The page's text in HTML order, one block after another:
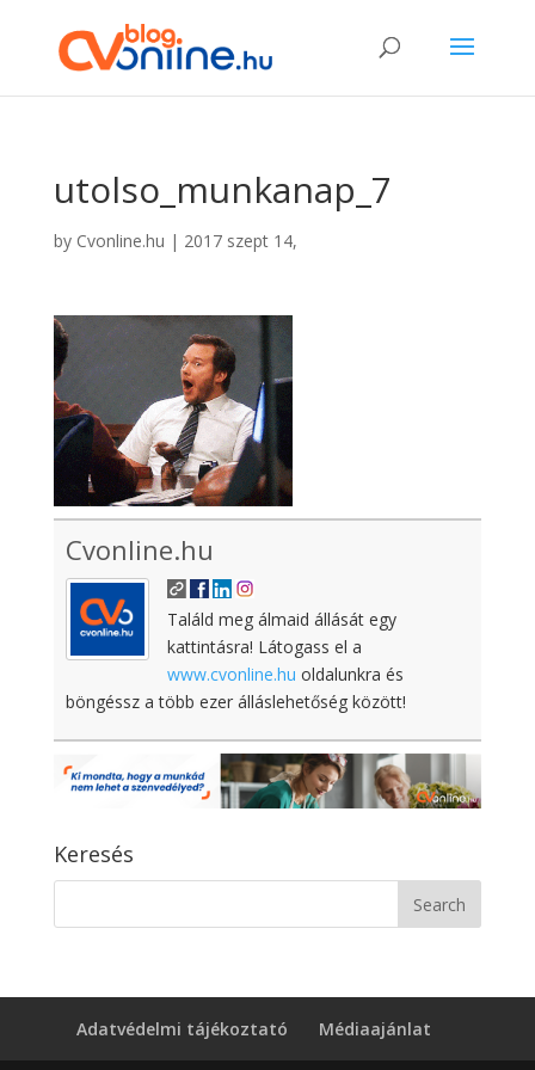
utolso_munkanap_7
by Cvonline.hu | 2017 szept 14,
Cvonline.hu
Találd meg álmaid állását egy
kattintásra! Látogass el a
www.cvonline.hu oldalunkra és
böngéssz a több ezer álláslehetőség között!
Keresés
Adatvédelmi tájékoztató Médiaajánlat